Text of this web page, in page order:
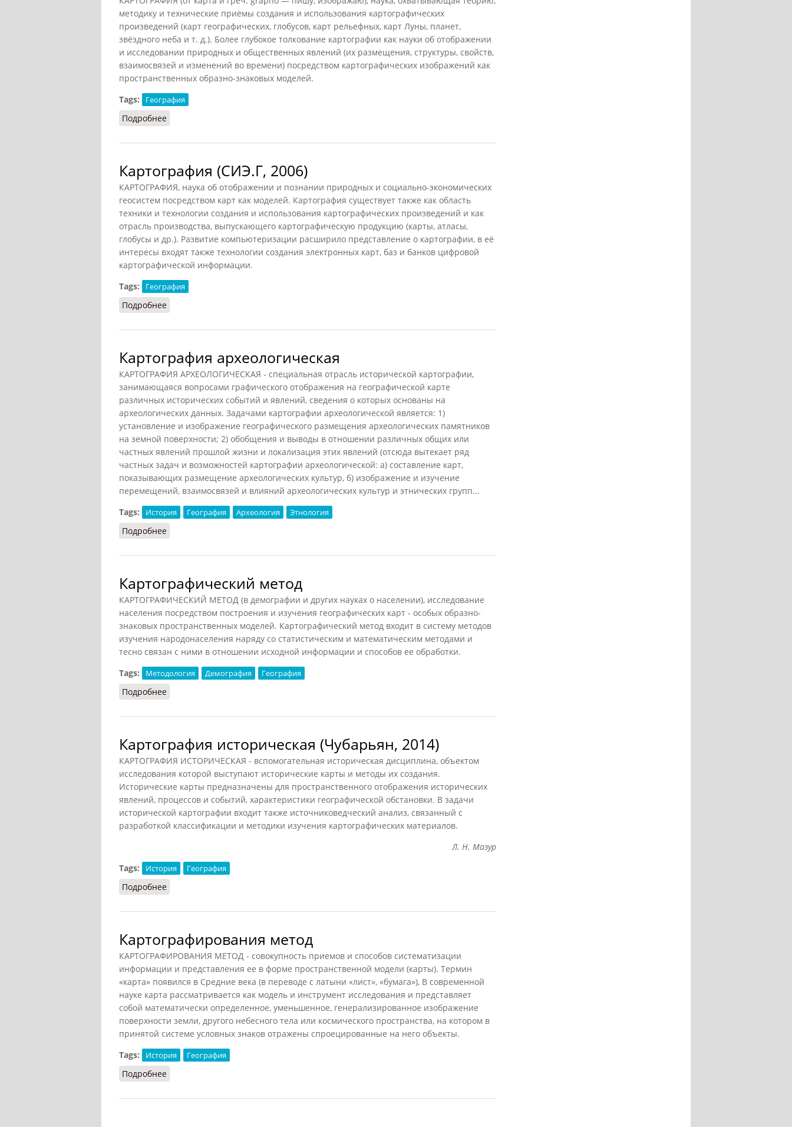
методику и технические приёмы создания и использования картографических
произведений (карт географических, глобусов, карт рельефных, карт Луны, планет,
звёздного неба и т. д.). Более глубокое толкование картографии как науки об отображении
и исследовании природных и общественных явлений (их размещения, структуры, свойств,
взаимосвязей и изменений во времени) посредством картографических изображений как
пространственных образно-знаковых моделей.
Tags:
География
Подробнее
Картография (СИЭ.Г, 2006)
КАРТОГРАФИЯ, наука об отображении и познании природных и социально-экономических
геосистем посредством карт как моделей. Картография существует также как область
техники и технологии создания и использования картографических произведений и как
отрасль производства, выпускающего картографическую продукцию (карты, атласы,
глобусы и др.). Развитие компьютеризации расширило представление о картографии, в её
интересы входят также технологии создания электронных карт, баз и банков цифровой
картографической информации.
Tags:
География
Подробнее
Картография археологическая
КАРТОГРАФИЯ АРХЕОЛОГИЧЕСКАЯ - специальная отрасль исторической картографии,
занимающаяся вопросами графического отображения на географической карте
различных исторических событий и явлений, сведения о которых основаны на
археологических данных. Задачами картографии археологической является: 1)
установление и изображение географического размещения археологических памятников
на земной поверхности; 2) обобщения и выводы в отношении различных общих или
частных явлений прошлой жизни и локализация этих явлений (отсюда вытекает ряд
частных задач и возможностей картографии археологической: а) составление карт,
показывающих размещение археологических культур, б) изображение и изучение
перемещений, взаимосвязей и влияний археологических культур и этнических групп...
Tags:
История География Археология Этнология
Подробнее
Картографический метод
КАРТОГРАФИЧЕСКИЙ МЕТОД (в демографии и других науках о населении), исследование
населения посредством построения и изучения географических карт - особых образно-
знаковых пространственных моделей. Картографический метод входит в систему методов
изучения народонаселения наряду со статистическим и математическим методами и
тесно связан с ними в отношении исходной информации и способов ее обработки.
Tags:
Методология Демография География
Подробнее
Картография историческая (Чубарьян, 2014)
КАРТОГРАФИЯ ИСТОРИЧЕСКАЯ - вспомогательная историческая дисциплина, объектом
исследования которой выступают исторические карты и методы их создания.
Исторические карты предназначены для пространственного отображения исторических
явлений, процессов и событий, характеристики географической обстановки. В задачи
исторической картографии входит также источниковедческий анализ, связанный с
разработкой классификации и методики изучения картографических материалов.
Л. Н. Мазур
Tags:
История География
Подробнее
Картографирования метод
КАРТОГРАФИРОВАНИЯ МЕТОД - совокупность приемов и способов систематизации
информации и представления ее в форме пространственной модели (карты). Термин
«карта» появился в Средние века (в переводе с латыни «лист», «бумага»), В современной
науке карта рассматривается как модель и инструмент исследования и представляет
собой математически определенное, уменьшенное, генерализированное изображение
поверхности земли, другого небесного тела или космического пространства, на котором в
принятой системе условных знаков отражены спроецированные на него объекты.
Tags:
История География
Подробнее